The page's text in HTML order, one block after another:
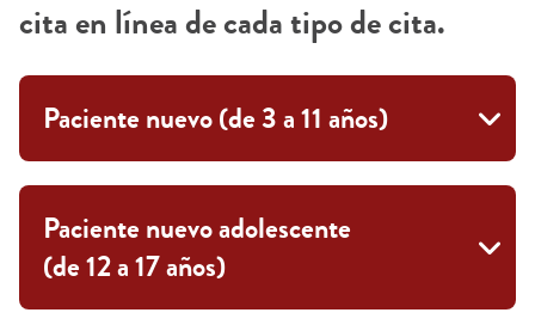
cita en línea de cada tipo de cita.
Paciente nuevo (de 3 a 11 años)
Paciente nuevo adolescente
(de 12 a 17 años)